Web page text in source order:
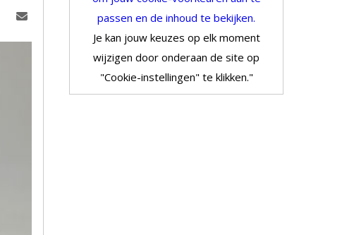
passen en de inhoud te bekijken.
Je kan jouw keuzes op elk moment
wijzigen door onderaan de site op
"Cookie-instellingen" te klikken."